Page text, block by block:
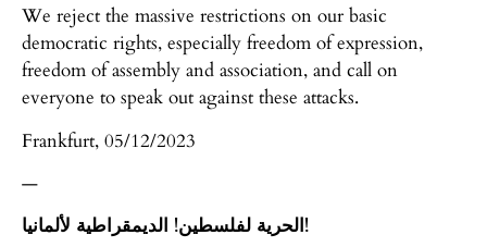
We reject the massive restrictions on our basic
democratic rights, especially freedom of expression,
freedom of assembly and association, and call on
everyone to speak out against these attacks.
Frankfurt, 05/12/2023
—
الحرية لفلسطين! الديمقراطية لألمانيا!